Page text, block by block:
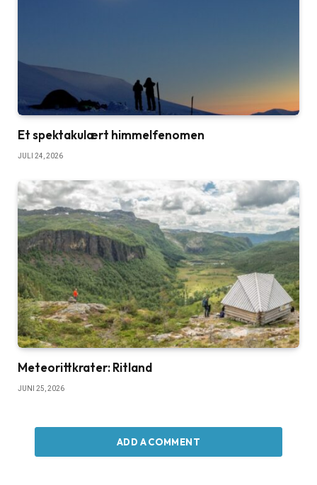
Et spektakulært himmelfenomen
JULI 24, 2026
Meteorittkrater: Ritland
JUNI 25, 2026
ADD A COMMENT